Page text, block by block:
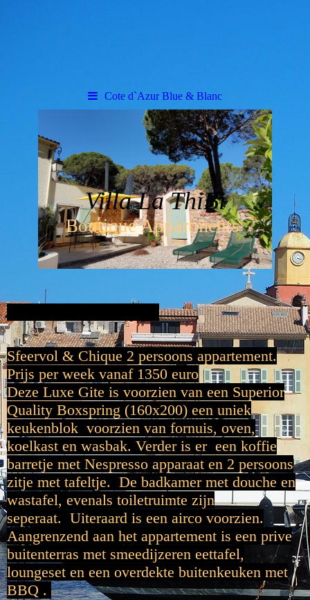
Cote d`Azur Blue & Blanc
Villa La ThiBi
Boutique Appartments
Sfeervol & Chique 2 persoons appartement.
Prijs per week vanaf 1350 euro
Deze Luxe Gite is voorzien van een Superior
Quality Boxspring (160x200) een uniek
keukenblok voorzien van fornuis, oven,
koelkast en wasbak. Verder is er een koffie
barretje met Nespresso apparaat en 2 persoons
zitje met tafeltje. De badkamer met douche en
wastafel, evenals toiletruimte zijn
seperaat. Uiteraard is een airco voorzien.
Aangrenzend aan het appartement is een prive
buitenterras met smeedijzeren eettafel,
loungeset en een overdekte buitenkeuken met
BBQ .